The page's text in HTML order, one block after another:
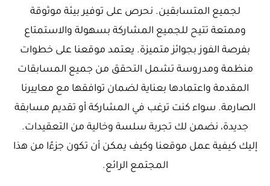
لجميع المتسابقين. نحرص على توفير بيئة موثوقة
وممتعة تتيح للجميع المشاركة بسهولة والاستمتاع
بفرصة الفوز بجوائز متميزة. يعتمد موقعنا على خطوات
منظمة ومدروسة تشمل التحقق من جميع المسابقات
المقدمة واعتمادها بعناية لضمان توافقها مع معاييرنا
الصارمة. سواء كنت ترغب في المشاركة أو تقديم مسابقة
جديدة، نضمن لك تجربة سلسة وخالية من التعقيدات.
إليك كيفية عمل موقعنا وكيف يمكن أن تكون جزءًا من هذا
المجتمع الرائع.